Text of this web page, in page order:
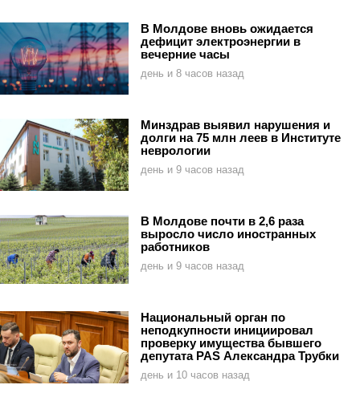
В Молдове вновь ожидается
дефицит электроэнергии в
вечерние часы
день и 8 часов назад
Минздрав выявил нарушения и
долги на 75 млн леев в Институте
неврологии
день и 9 часов назад
В Молдове почти в 2,6 раза
выросло число иностранных
работников
день и 9 часов назад
Национальный орган по
неподкупности инициировал
проверку имущества бывшего
депутата PAS Александра Трубки
день и 10 часов назад